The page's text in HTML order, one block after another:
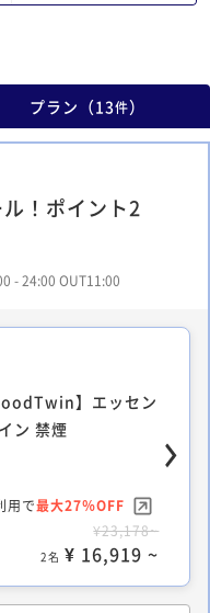
プラン （13件）
！ポイント2
- 24:00 OUT11:00
】エッセン
ン 禁煙
用で最大27％OFF
¥23,178~
2名 ¥ 16,919 ~